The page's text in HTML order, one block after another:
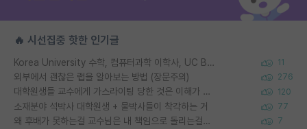
🔥 시선집중 핫한 인기글
Korea University 수학, 컴퓨터과학 이학사, UC Berkeley 산업공학 대학원 공학박사가 되는 것은 쉽지 않겠죠? 11
외부에서 괜찮은 랩을 알아보는 방법 (장문주의) 276
대학원생들 교수에게 가스라이팅 당한 것은 이해가 갑니다. 안타깝네요. 120
소재분야 석박사 대학원생 + 물박사들이 착각하는 거 77
왜 후배가 못하는걸 교수님은 내 책임으로 돌리는걸까요? 7